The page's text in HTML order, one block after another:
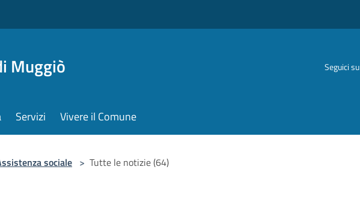
Muggiò Seguici su
Servizi Vivere il Comune
sociale > Tutte le notizie (64)